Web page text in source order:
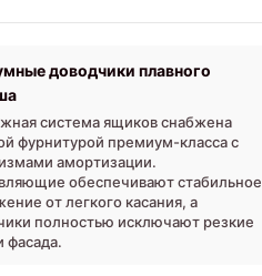
доводчики плавного
система ящиков снабжена
фурнитурой премиум-класса с
амортизации.
обеспечивают стабильное
от легкого касания, а
полностью исключают резкие
фасада.